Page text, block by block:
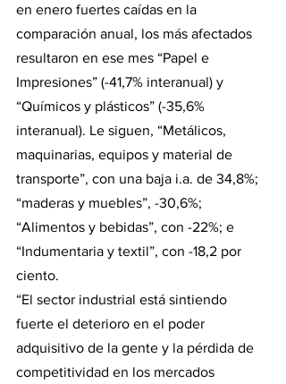
en enero fuertes caídas en la
comparación anual, los más afectados
resultaron en ese mes “Papel e
Impresiones” (-41,7% interanual) y
“Químicos y plásticos” (-35,6%
interanual). Le siguen, “Metálicos,
maquinarias, equipos y material de
transporte”, con una baja i.a. de 34,8%;
“maderas y muebles”, -30,6%;
“Alimentos y bebidas”, con -22%; e
“Indumentaria y textil”, con -18,2 por
ciento.
“El sector industrial está sintiendo
fuerte el deterioro en el poder
adquisitivo de la gente y la pérdida de
competitividad en los mercados